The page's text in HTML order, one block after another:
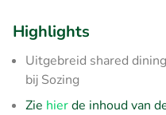
Highlights
Uitgebreid shared
bij Sozing
Zie hierde inhoud van